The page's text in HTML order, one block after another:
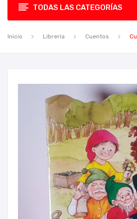
TODAS LAS CATEGORÍAS
Inicio Librería Cuentos